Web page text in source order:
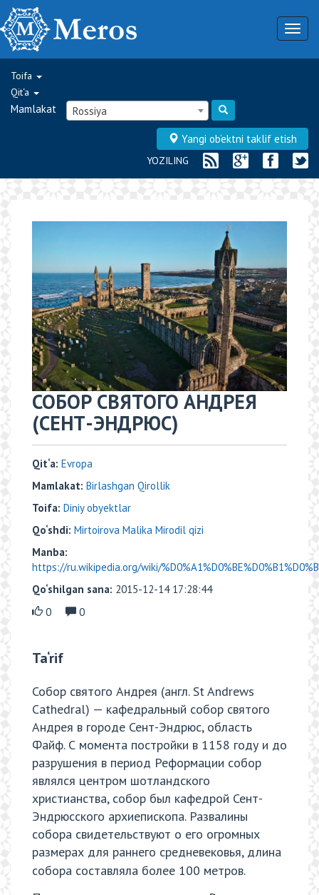
Toifa
Qit‘a
Mamlakat Rossiya
Yangi ob‘ektni taklif etish
YOZILING
СОБОР СВЯТОГО АНДРЕЯ
(СЕНТ-ЭНДРЮС)
Qit‘a: Evropa
Mamlakat: Birlashgan Qirollik
Toifa: Diniy obyektlar
Qo‘shdi: Mirtoirova Malika Mirodil qizi
Manba:
https://ru.wikipedia.org/wiki/
Qo‘shilgan sana: 2015-12-14 17:28:44
0
0
Ta‘rif
Собор святого Андрея (англ. St Andrews
Cathedral) — кафедральный собор святого
Андрея в городе Сент-Эндрюс, область
Файф. С момента постройки в 1158 году и до
разрушения в период Реформации собор
являлся центром шотландского
христианства, собор был кафедрой Сент-
Эндрюсского архиепископа. Развалины
собора свидетельствуют о его огромных
размерах для раннего средневековья, длина
собора составляла более 100 метров.